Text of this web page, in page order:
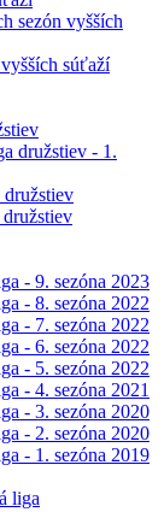
sezón vyšších
súťaží
družstiev - 1.
družstiev
- 9. sezóna 2023
- 8. sezóna 2022
- 7. sezóna 2022
- 6. sezóna 2022
- 5. sezóna 2022
- 4. sezóna 2021
- 3. sezóna 2020
- 2. sezóna 2020
- 1. sezóna 2019
liga